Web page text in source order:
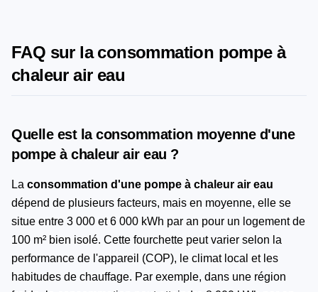
FAQ sur la consommation pompe à
chaleur air eau
Quelle est la consommation moyenne d'une
pompe à chaleur air eau ?
La consommation d'une pompe à chaleur air eau
dépend de plusieurs facteurs, mais en moyenne, elle se
situe entre 3 000 et 6 000 kWh par an pour un logement de
100 m² bien isolé. Cette fourchette peut varier selon la
performance de l'appareil (COP), le climat local et les
habitudes de chauffage. Par exemple, dans une région